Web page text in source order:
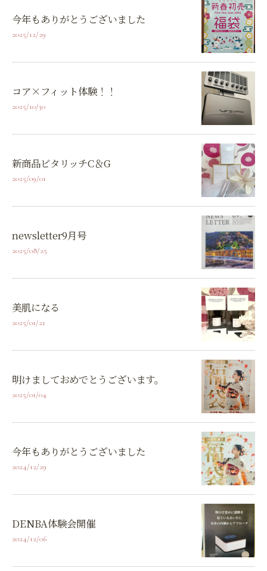
今年もありがとうございました
2025/12/29
コア×フィット体験！！
2025/10/30
新商品ビタリッチC＆G
2025/09/01
newsletter9月号
2025/08/25
美肌になる
2025/01/21
明けましておめでとうございます。
2025/01/04
今年もありがとうございました
2024/12/29
DENBA体験会開催
2024/12/06